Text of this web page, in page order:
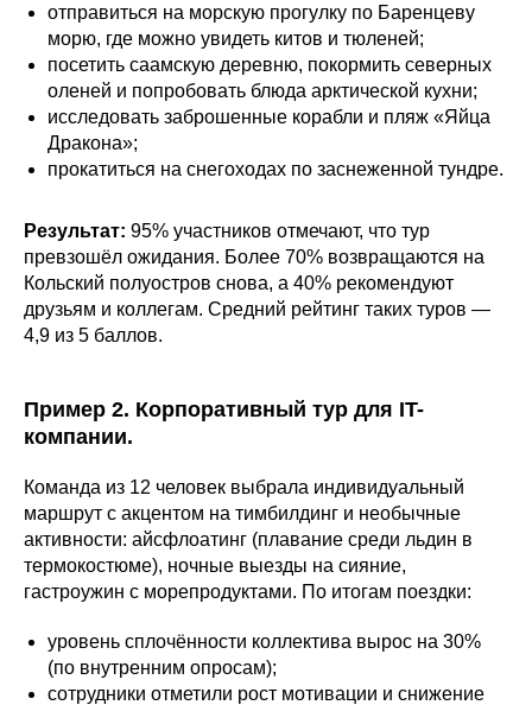
отправиться на морскую прогулку по Баренцеву
морю, где можно увидеть китов и тюленей;
посетить саамскую деревню, покормить северных
оленей и попробовать блюда арктической кухни;
исследовать заброшенные корабли и пляж «Яйца
Дракона»;
прокатиться на снегоходах по заснеженной тундре.
Результат: 95% участников отмечают, что тур
превзошёл ожидания. Более 70% возвращаются на
Кольский полуостров снова, а 40% рекомендуют
друзьям и коллегам. Средний рейтинг таких туров —
4,9 из 5 баллов.
Пример 2. Корпоративный тур для IT-
компании.
Команда из 12 человек выбрала индивидуальный
маршрут с акцентом на тимбилдинг и необычные
активности: айсфлоатинг (плавание среди льдин в
термокостюме), ночные выезды на сияние,
гастроужин с морепродуктами. По итогам поездки:
уровень сплочённости коллектива вырос на 30%
(по внутренним опросам);
сотрудники отметили рост мотивации и снижение